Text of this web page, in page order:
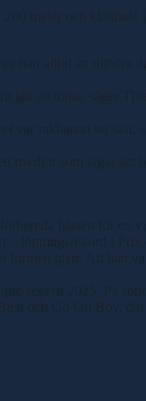
meter och klättrade
han alltid att tillhöra
lätt att träna, säger
rakbanan tar slut,
rovdjur som jagar sitt
hästen för en
löpningsrekord i Prix
formen igen. Att han
segern 2025. På
och Go On Boy,